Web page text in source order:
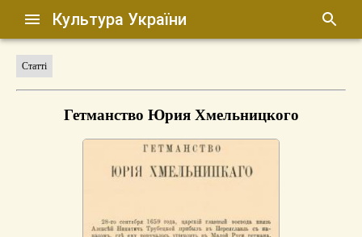
Культура України
Статті
Гетманство Юрия Хмельницкого